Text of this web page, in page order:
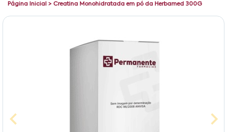
Página Inicial > Creatina Monohidratada em pó da Herbamed 300G